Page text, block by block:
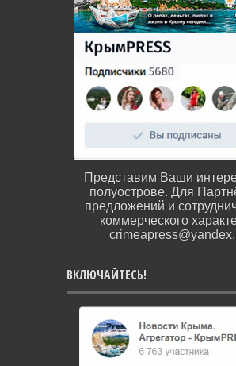
Представим Ваши
полуострове. Для
предложений и
коммерческого
ВКЛЮЧАЙТЕСЬ!